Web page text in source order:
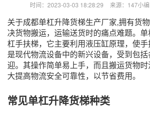
时间：2023-03-03 18:28:29 来源：147小编
关于成都单杠升降货梯生产厂家,拥有货
决货物搬运，运输送货时的痛点难题。
杠手扶梯，它主要利用液压缸原理，使手
是现代物流设备中的新兴设备，受到包
迎。其操作简单易上手，而且搬运货物
大提高物流安全可靠性，以节省费用。
常见单杠升降货梯种类